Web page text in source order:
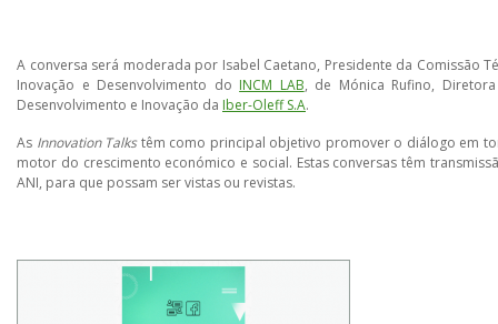
A conversa será moderada por Isabel Caetano, Presidente da Comissão
Inovação e Desenvolvimento do INCM LAB, de Mónica Rufino,
Desenvolvimento e Inovação da Iber-Oleff S.A.
As Innovation Talkstêm como principal objetivo promover o diálogo em
motor do crescimento económico e social. Estas conversas têm
ANI, para que possam ser vistas ou revistas.